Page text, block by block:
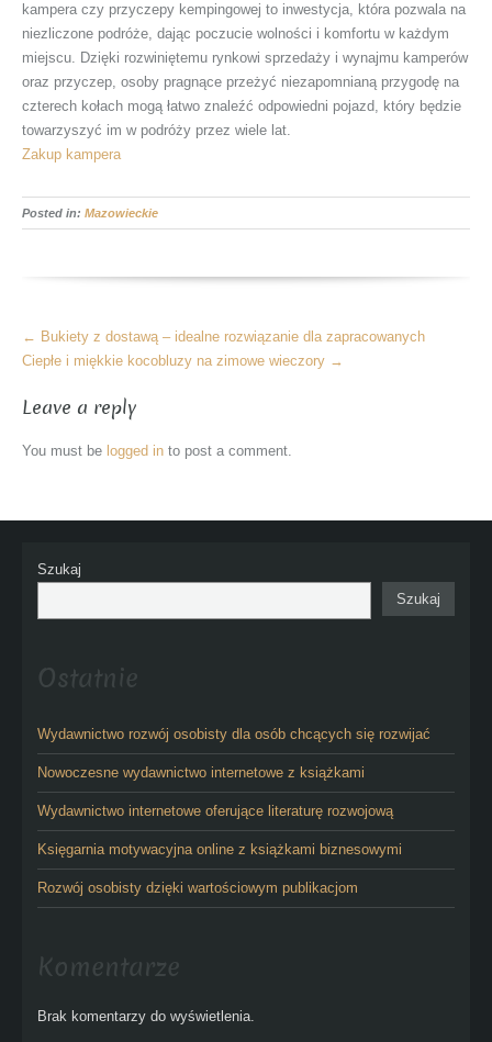
kampera czy przyczepy kempingowej to inwestycja, która pozwala na
niezliczone podróże, dając poczucie wolności i komfortu w każdym
miejscu. Dzięki rozwiniętemu rynkowi sprzedaży i wynajmu kamperów
oraz przyczep, osoby pragnące przeżyć niezapomnianą przygodę na
czterech kołach mogą łatwo znaleźć odpowiedni pojazd, który będzie
towarzyszyć im w podróży przez wiele lat.
Zakup kampera
Posted in: Mazowieckie
More
Articles
← Bukiety z dostawą – idealne rozwiązanie dla zapracowanych
Ciepłe i miękkie kocobluzy na zimowe wieczory →
Leave a reply
You must be logged in to post a comment.
Szukaj
Szukaj
Ostatnie
Wydawnictwo rozwój osobisty dla osób chcących się rozwijać
Nowoczesne wydawnictwo internetowe z książkami
Wydawnictwo internetowe oferujące literaturę rozwojową
Księgarnia motywacyjna online z książkami biznesowymi
Rozwój osobisty dzięki wartościowym publikacjom
Komentarze
Brak komentarzy do wyświetlenia.